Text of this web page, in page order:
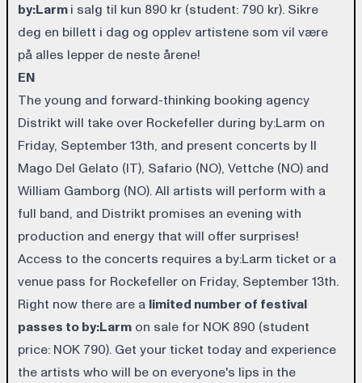
by:Larmi salg til kun 890 kr (student: 790 kr). Sikre
deg en billett i dag og opplev artistene som vil være
på alles lepper de neste årene!
EN
The young and forward-thinking booking agency
Distrikt will take over Rockefeller during by:Larm on
Friday, September 13th, and present concerts by Il
Mago Del Gelato (IT), Safario (NO), Vettche (NO) and
William Gamborg (NO). All artists will perform with a
full band, and Distrikt promises an evening with
production and energy that will offer surprises!
Access to the concerts requires a by:Larm ticket or a
venue pass for Rockefeller on Friday, September 13th.
Right now there are a limited number of festival
passes to by:Larm on sale for NOK 890 (student
price: NOK 790). Get your ticket today and experience
the artists who will be on everyone's lips in the